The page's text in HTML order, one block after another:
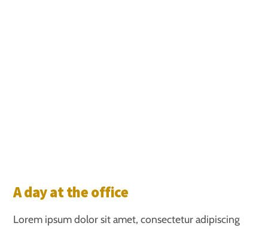
A day at the office
Lorem ipsum dolor sit amet, consectetur adipiscing